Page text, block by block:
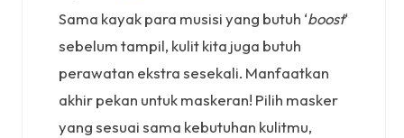
Sama kayak para musisi yang butuh ‘boost‘
sebelum tampil, kulit kita juga butuh
perawatan ekstra sesekali. Manfaatkan
akhir pekan untuk maskeran! Pilih masker
yang sesuai sama kebutuhan kulitmu,